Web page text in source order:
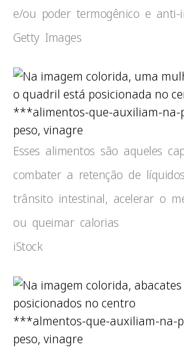
e/ou poder termogênico e anti-
Getty Images
***alimentos-que-auxiliam-na-
peso, vinagre
Esses alimentos são aqueles
combater a retenção de
trânsito intestinal, acelerar o
ou queimar calorias
iStock
***almentos-que-auxiliam-na-
peso, vinagre